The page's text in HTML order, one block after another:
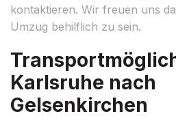
kontaktieren. Wir freuen uns
Umzug behilflich zu sein.
Karlsruhe nach
Gelsenkirchen